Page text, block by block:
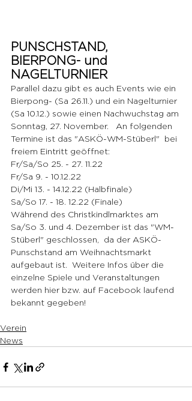
PUNSCHSTAND,
BIERPONG- und
NAGELTURNIER
Parallel dazu gibt es auch Events wie ein
Bierpong- (Sa 26.11.) und ein Nagelturnier
(Sa 10.12.) sowie einen Nachwuchstag am
Sonntag, 27. November.   An folgenden
Termine ist das "ASKÖ-WM-Stüberl"  bei
freiem Eintritt geöffnet:
Fr/Sa/So 25. - 27. 11.22
Fr/Sa 9. - 10.12.22
Di/Mi 13. - 14.12.22 (Halbfinale)
Sa/So 17. - 18. 12.22 (Finale)
Während des Christkindlmarktes am
Sa/So 3. und 4. Dezember ist das "WM-
Stüberl" geschlossen,  da der ASKÖ-
Punschstand am Weihnachtsmarkt
aufgebaut ist.  Weitere Infos über die
einzelne Spiele und Veranstaltungen
werden hier bzw. auf Facebook laufend
bekannt gegeben!
Verein
News